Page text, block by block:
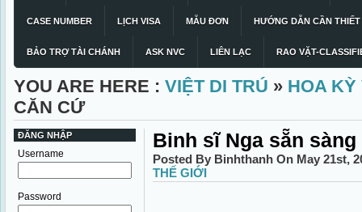
CASE NUMBER LỊCH VISA MẪU ĐƠN HƯỚNG DẪN CẦN THIẾT
BẢO TRỢ TÀI CHÁNH ASK NVC LIÊN LẠC RAO VẶT-
YOU ARE HERE : VIỆT DI TRÚ » HOA KỲ
CĂN CỨ
ĐĂNG NHẬP
Username
Password
Binh sĩ Nga sẵn
Posted By Binhthanh On May 21st,
THẾ GIỚI